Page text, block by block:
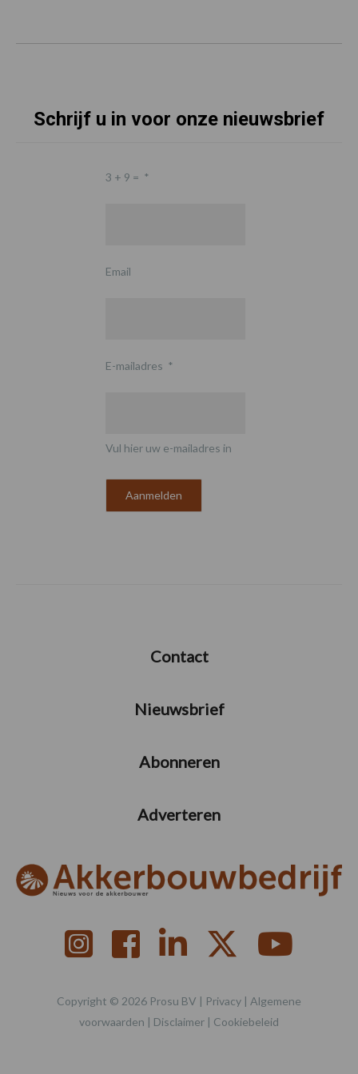
Schrijf u in voor onze nieuwsbrief
3 + 9 = *
Email
E-mailadres *
Vul hier uw e-mailadres in
Contact
Nieuwsbrief
Abonneren
Adverteren
Copyright © 2026 Prosu BV | Privacy | Algemene
voorwaarden | Disclaimer | Cookiebeleid